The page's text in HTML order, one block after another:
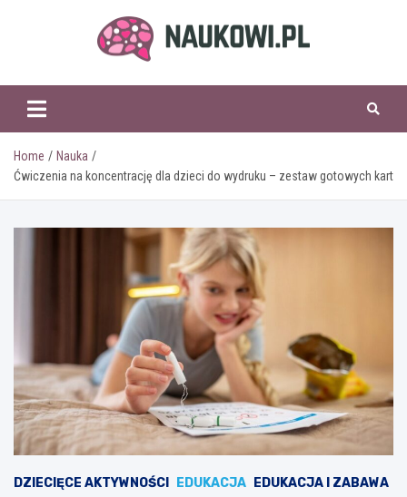
naukowi.pl
Home
Nauka
Ćwiczenia na koncentrację dla dzieci do wydruku – zestaw gotowych kart
DZIECIĘCE AKTYWNOŚCI EDUKACJA
EDUKACJA I ZABAWA